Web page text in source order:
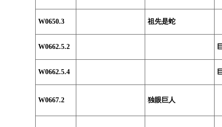
W0650.3 祖先是蛇
W0662.5.2
W0662.5.4
W0667.2 独眼巨人